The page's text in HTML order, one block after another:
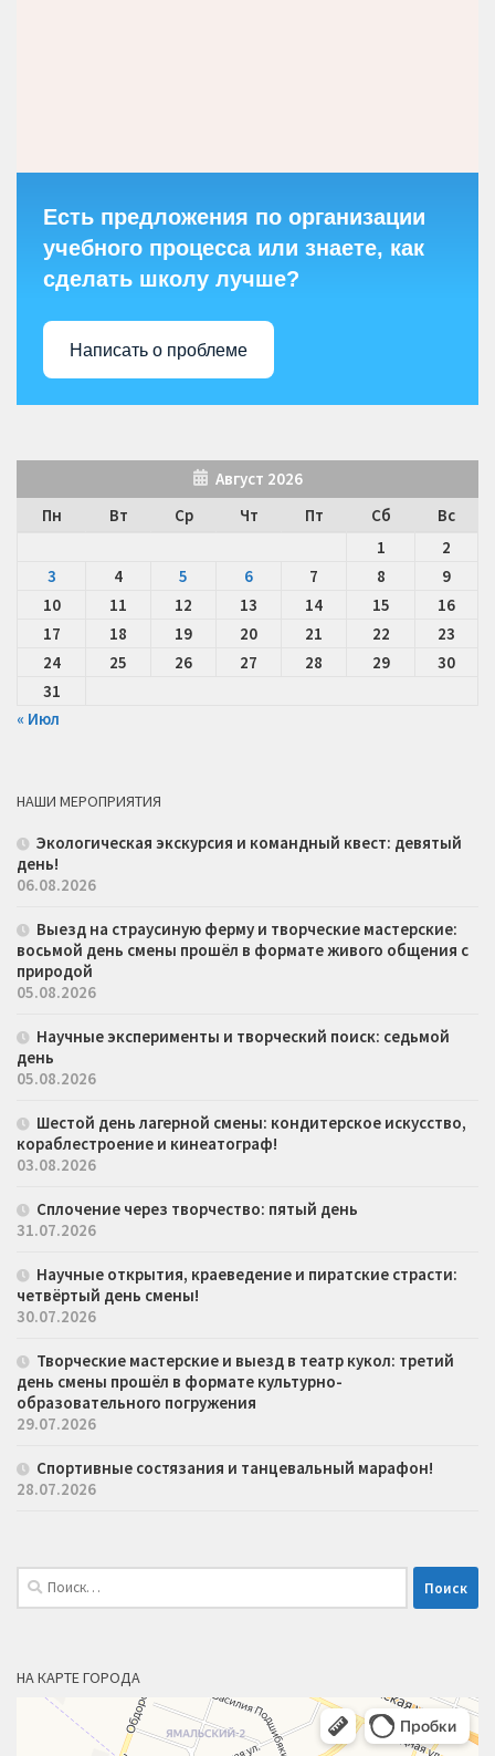
Есть предложения по организации
учебного процесса или знаете, как
сделать школу лучше?
Написать о проблеме
Август 2026
Пн
Вт Ср Чт Пт Сб
Вс
1
2
3
4 5 6 7 8
9
10
11 12 13 14 15
16
17
18 19 20 21 22
23
24
25 26 27 28 29
30
31
« Июл
НАШИ МЕРОПРИЯТИЯ
Экологическая экскурсия и командный квест: девятый
день!
06.08.2026
Выезд на страусиную ферму и творческие мастерские:
восьмой день смены прошёл в формате живого общения с
природой
05.08.2026
Научные эксперименты и творческий поиск: седьмой
день
05.08.2026
Шестой день лагерной смены: кондитерское искусство,
кораблестроение и кинеатограф!
03.08.2026
Сплочение через творчество: пятый день
31.07.2026
Научные открытия, краеведение и пиратские страсти:
четвёртый день смены!
30.07.2026
Творческие мастерские и выезд в театр кукол: третий
день смены прошёл в формате культурно-
образовательного погружения
29.07.2026
Спортивные состязания и танцевальный марафон!
28.07.2026
Найти:
НА КАРТЕ ГОРОДА